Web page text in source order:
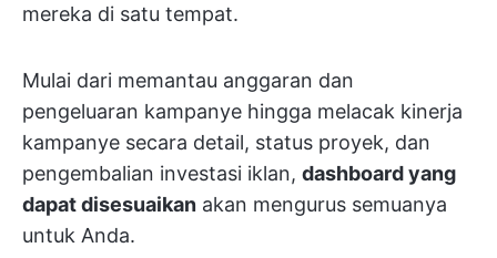
mereka di satu tempat.
Mulai dari memantau anggaran dan
pengeluaran kampanye hingga melacak kinerja
kampanye secara detail, status proyek, dan
pengembalian investasi iklan, dashboard yang
dapat disesuaikan akan mengurus semuanya
untuk Anda.